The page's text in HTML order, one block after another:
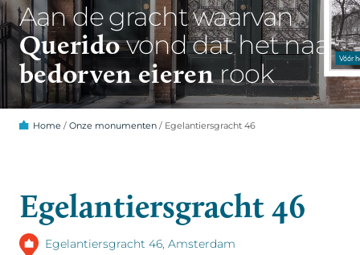
Aan de gracht waarvan
Queridovond dat het naar
bedorven eierenrook
Home /Onze monumenten / Egelantiersgracht 46
Egelantiersgracht 46
Egelantiersgracht 46, Amsterdam